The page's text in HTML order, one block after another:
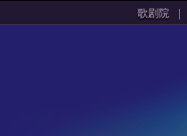
歌剧院 |